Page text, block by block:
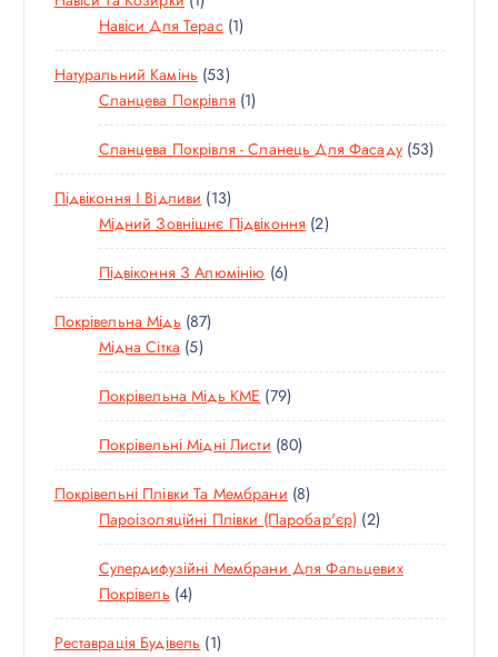
Р
В
А
Т
О
В
А
Р
Навіси Для Терас 11
Т
В
А
Р
Натуральний Камінь 535
3
Т
О
В
А
Р
И
Сланцева Покрівля 11
Т
О
В
Р
Сланцева Покрівля - Сланець Для Фасаду 535
3
В
Р
Підвіконня І Відливи 131
3
Т
О
В
І
В
Мідний Зовнішнє Підвіконня 22
Т
В
И
Підвіконня З Алюмінію 66
Т
А
Р
І
В
Покрівельна Мідь 878
Т
О
В
А
Р
І
В
Мідна Сітка 55
Т
О
В
А
Р
І
В
Покрівельна Мідь KME 797
9
Т
О
В
А
Р
І
Покрівельні Мідні Листи 808
0
Т
О
В
А
І
Покрівельні Плівки Та Мембрани 88
Т
О
В
Р
Пароізоляційні Плівки (паробар'єр) 22
Т
О
А
Супердифузійні Мембрани Для Фальцевих
Покрівель 44
Т
О
Реставрація Будівель 11